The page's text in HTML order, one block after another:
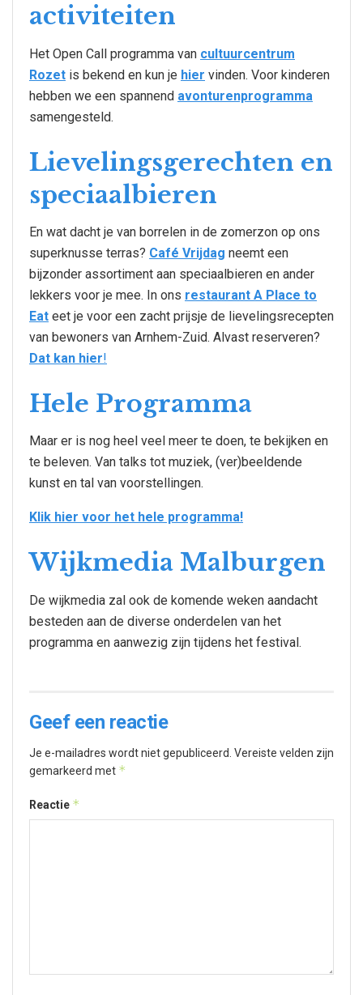
activiteiten
Het Open Call programma van cultuurcentrum
Rozet is bekend en kun je hier vinden. Voor kinderen
hebben we een spannend avonturenprogramma
samengesteld.
Lievelingsgerechten en
speciaalbieren
En wat dacht je van borrelen in de zomerzon op ons
superknusse terras? Café Vrijdag neemt een
bijzonder assortiment aan speciaalbieren en ander
lekkers voor je mee. In ons restaurant A Place to
Eat eet je voor een zacht prijsje de lievelingsrecepten
van bewoners van Arnhem-Zuid. Alvast reserveren?
Dat kan hier!
Hele Programma
Maar er is nog heel veel meer te doen, te bekijken en
te beleven. Van talks tot muziek, (ver)beeldende
kunst en tal van voorstellingen.
Klik hier voor het hele programma!
Wijkmedia Malburgen
De wijkmedia zal ook de komende weken aandacht
besteden aan de diverse onderdelen van het
programma en aanwezig zijn tijdens het festival.
Geef een reactie
Je e-mailadres wordt niet gepubliceerd. Vereiste velden zijn
gemarkeerd met *
Reactie *